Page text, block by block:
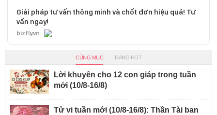
Giải pháp tư vấn thông minh và chốt đơn hiệu quả! Tư
vấn ngay!
bizfly.vn
CÙNG MỤC ĐANG HOT
Lời khuyên cho 12 con giáp trong tuần
mới (10/8-16/8)
Tử vi tuần mới (10/8-16/8): Thần Tài ban